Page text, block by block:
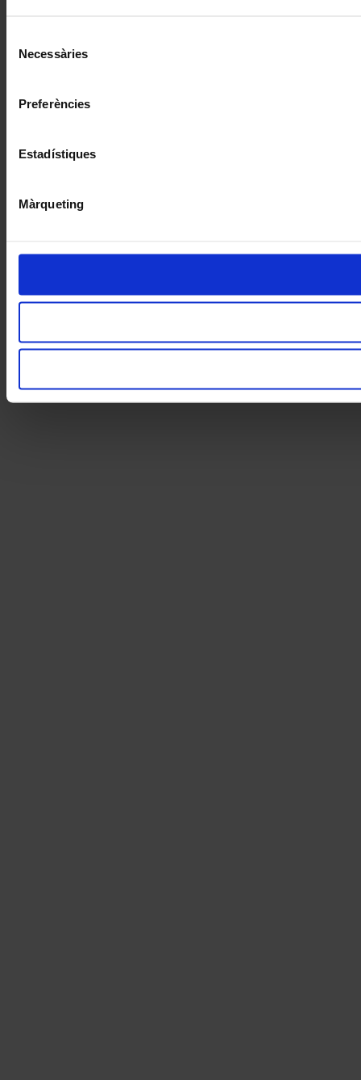
Necessàries
Preferències
Estadístiques
Màrqueting